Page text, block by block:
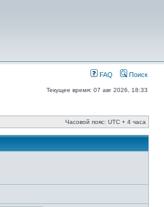
FAQ Поиск
Текущее время: 07 авг 2026, 18:33
Часовой пояс: UTC + 4 часа